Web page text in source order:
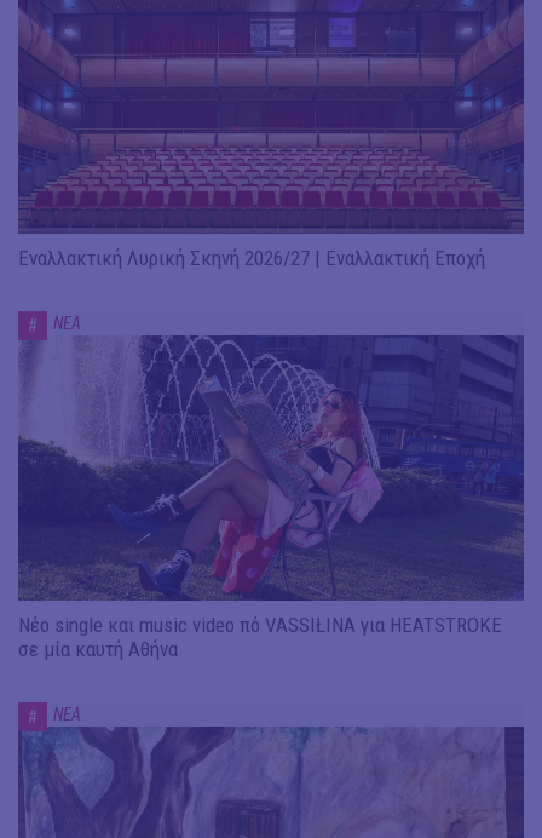
Εναλλακτική Λυρική Σκηνή 2026/27 | Εναλλακτική Εποχή
# ΝΕΑ
Νέο single και music video πό VASSIŁINA για HEATSTROKE
σε μία καυτή Αθήνα
# ΝΕΑ